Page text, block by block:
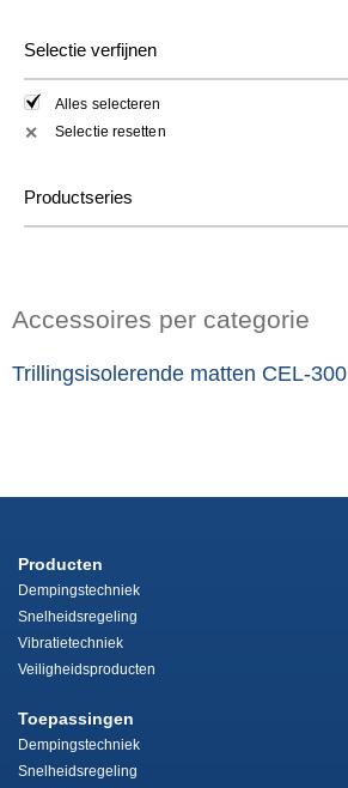
Selectie verfijnen
Alles selecteren
✕ Selectie resetten
Productseries
Accessoires per categorie
Trillingsisolerende matten CEL-300
Producten
Dempingstechniek
Snelheidsregeling
Vibratietechniek
Veiligheidsproducten
Toepassingen
Dempingstechniek
Snelheidsregeling